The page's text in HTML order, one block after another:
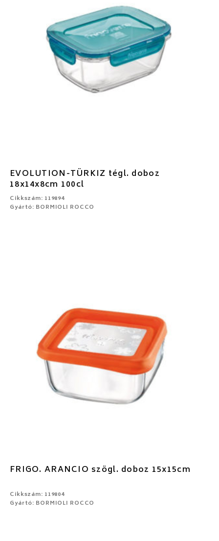
EVOLUTION-TÜRKIZ tégl. doboz
18x14x8cm 100cl
Cikkszám: 119894
Gyártó: BORMIOLI ROCCO
FRIGO. ARANCIO szögl. doboz 15x15cm
Cikkszám: 119804
Gyártó: BORMIOLI ROCCO